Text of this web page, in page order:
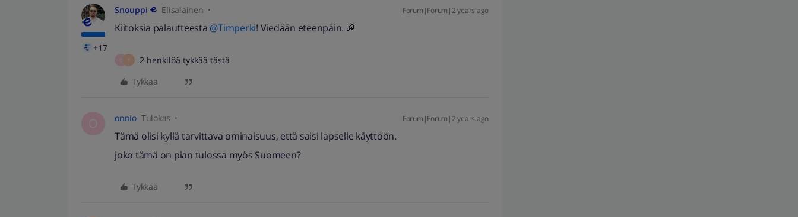
+17
Snouppi Elisalainen Forum|Forum|2 years ago
Kiitoksia palautteesta @Timperki! Viedään eteenpäin. 🔎
T
2 henkilöä tykkää tästä
Tykkää
O onnio Tulokas Forum|Forum|2 years ago
Tämä olisi kyllä tarvittava ominaisuus, että saisi lapselle käyttöön.
joko tämä on pian tulossa myös Suomeen?
Tykkää